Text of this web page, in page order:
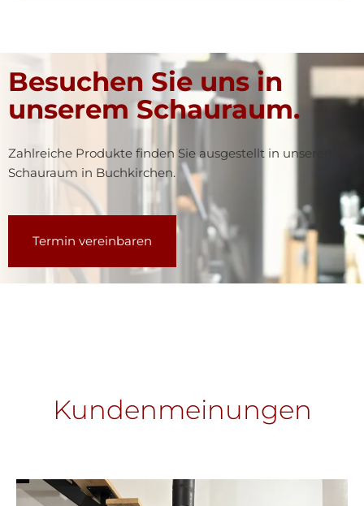
Besuchen Sie uns in
unserem Schauraum.
Zahlreiche Produkte finden Sie ausgestellt in unserem
Schauraum in Buchkirchen.
Termin vereinbaren
Kundenmeinungen